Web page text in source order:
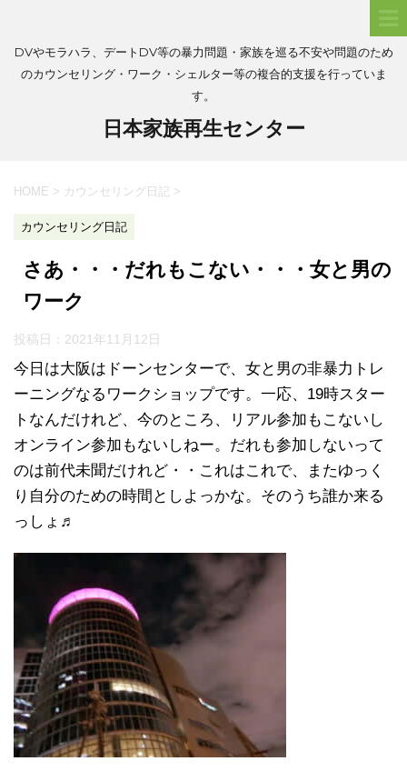
DVやモラハラ、デートDV等の暴力問題・家族を巡る不安や問題のため
のカウンセリング・ワーク・シェルター等の複合的支援を行っていま
す。
日本家族再生センター
HOME > カウンセリング日記 >
カウンセリング日記
さあ・・・だれもこない・・・女と男の
ワーク
投稿日： 2021年11月12日
今日は大阪はドーンセンターで、女と男の非暴力トレ
ーニングなるワークショップです。一応、19時スター
トなんだけれど、今のところ、リアル参加もこないし
オンライン参加もないしねー。だれも参加しないって
のは前代未聞だけれど・・これはこれで、またゆっく
り自分のための時間としよっかな。そのうち誰か来る
っしょ♬